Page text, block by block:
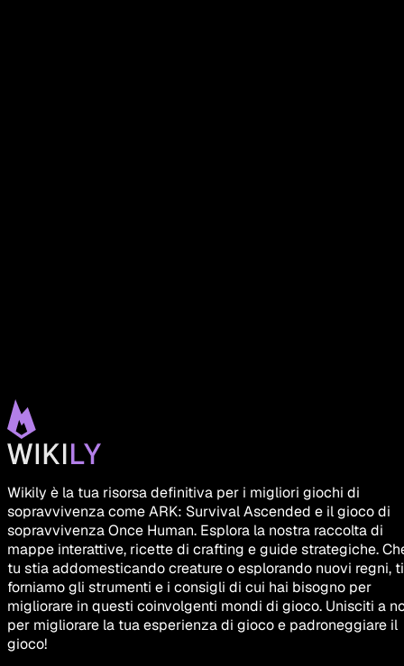
Wikily è la tua risorsa definitiva per i migliori giochi di
sopravvivenza come ARK: Survival Ascended e il gioco di
sopravvivenza Once Human. Esplora la nostra raccolta di
mappe interattive, ricette di crafting e guide strategiche.
tu stia addomesticando creature o esplorando nuovi regni, ti
forniamo gli strumenti e i consigli di cui hai bisogno per
migliorare in questi coinvolgenti mondi di gioco. Unisciti a
per migliorare la tua esperienza di gioco e padroneggiare il
gioco!